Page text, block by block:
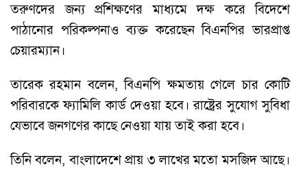
তরুণদের জন্য প্রশিক্ষণের মাধ্যমে দক্ষ করে বিদেশে
পাঠানোর পরিকল্পনাও ব্যক্ত করেছেন বিএনপির ভারপ্রাপ্ত
চেয়ারম্যান।
তারেক রহমান বলেন, বিএনপি ক্ষমতায় গেলে চার কোটি
পরিবারকে ফ্যামিলি কার্ড দেওয়া হবে। রাষ্ট্রের সুযোগ সুবিধা
যেভাবে জনগণের কাছে নেওয়া যায় তাই করা হবে।
তিনি বলেন, বাংলাদেশে প্রায় ৩ লাখের মতো মসজিদ আছে।